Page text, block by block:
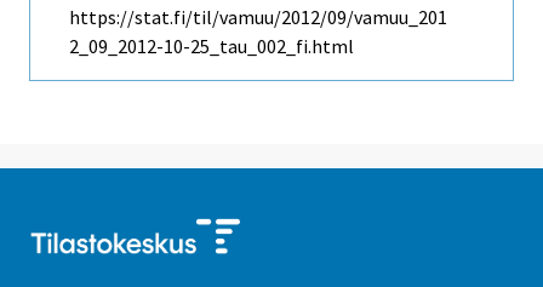
https://stat.fi/til/vamuu/2012/09/vamuu_201
2_09_2012-10-25_tau_002_fi.html